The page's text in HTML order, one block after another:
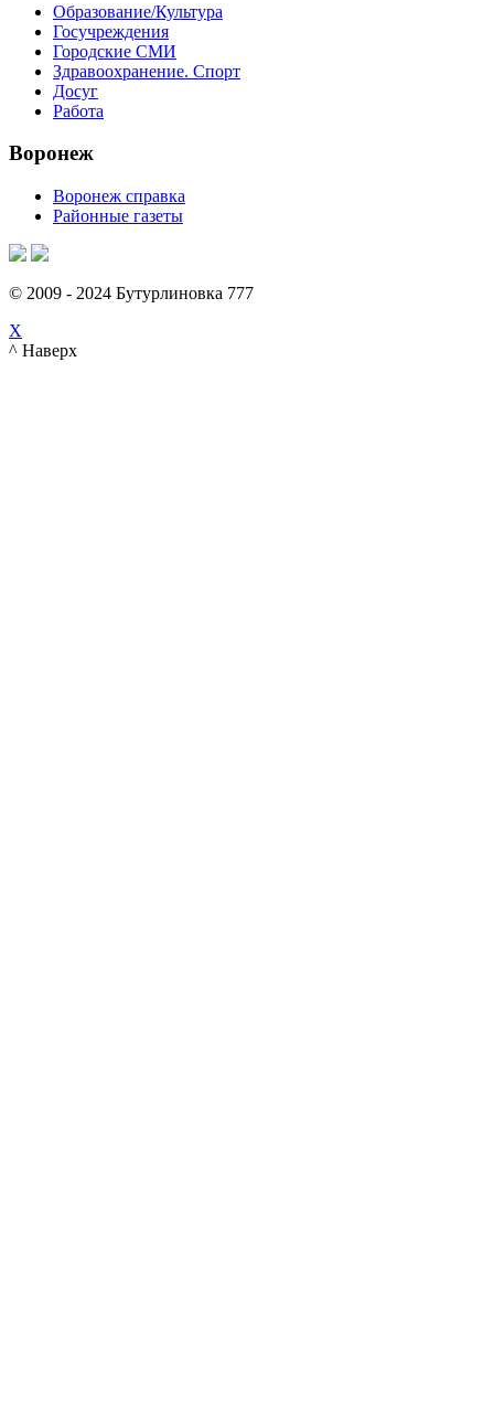
Образование/Культура
Госучреждения
Городские СМИ
Здравоохранение. Спорт
Досуг
Работа
Воронеж
Воронеж справка
Районные газеты
© 2009 - 2024 Бутурлиновка 777
X
^ Наверх